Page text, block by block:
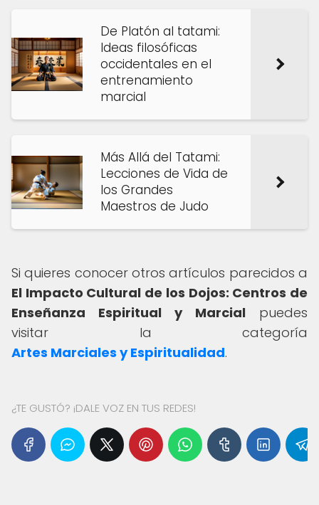
De Platón al tatami:
Ideas filosóficas
occidentales en el
entrenamiento
marcial
Más Allá del Tatami:
Lecciones de Vida de
los Grandes
Maestros de Judo
Si quieres conocer otros artículos parecidos a
El Impacto Cultural de los Dojos: Centros de
Enseñanza Espiritual y Marcial puedes
visitar la categoría
Artes Marciales y Espiritualidad.
¿TE GUSTÓ? ¡DALE VOZ EN TUS REDES!